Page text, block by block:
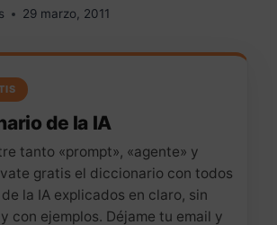
29 marzo, 2011
de la IA
tanto «prompt», «agente» y
gratis el diccionario con todos
la IA explicados en claro, sin
con ejemplos. Déjame tu email y